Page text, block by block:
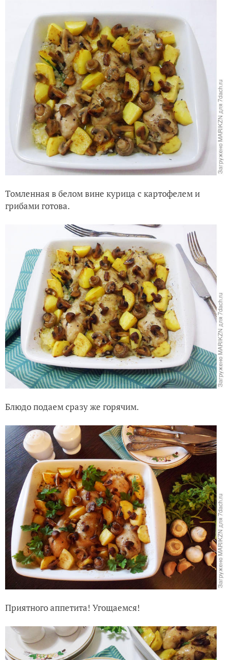
Томленная в белом вине курица с картофелем и
грибами готова.
Блюдо подаем сразу же горячим.
Приятного аппетита! Угощаемся!